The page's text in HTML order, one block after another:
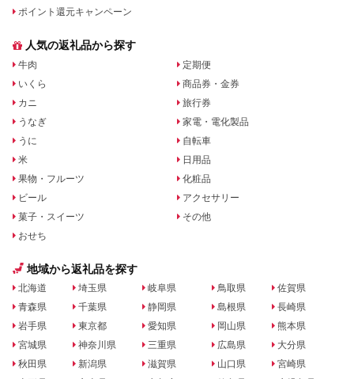
ポイント還元キャンペーン
人気の返礼品から探す
牛肉
いくら
カニ
うなぎ
うに
米
果物・フルーツ
ビール
菓子・スイーツ
おせち
定期便
商品券・金券
旅行券
家電・電化製品
自転車
日用品
化粧品
アクセサリー
その他
地域から返礼品を探す
北海道
青森県
岩手県
宮城県
秋田県
埼玉県
千葉県
東京都
神奈川県
新潟県
岐阜県
静岡県
愛知県
三重県
滋賀県
鳥取県
島根県
岡山県
広島県
山口県
佐賀県
長崎県
熊本県
大分県
宮崎県